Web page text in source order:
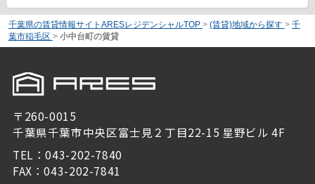
千葉県の賃貸情報サイトARESレジデンシャルTOP > (賃貸)地域から探す > 千
葉市稲毛区 > 小中台町の賃貸
〒260-0015
千葉県千葉市中央区富士見２丁目22-15 星野ビル 4F
TEL：043-202-7840
FAX：043-202-7841